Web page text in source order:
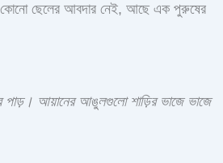
ছেলের আবদার নেই, আছে এক পুরুষের
পাড়। আয়ানের আঙুলগুলো শাড়ির ভাজে ভাজে